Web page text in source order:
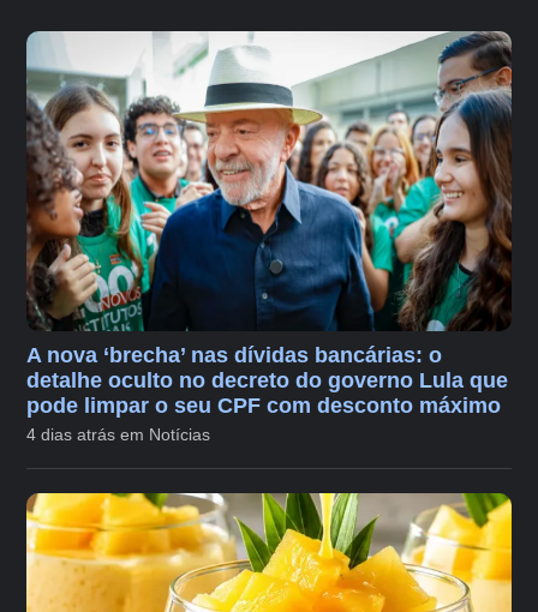
A nova ‘brecha’ nas dívidas bancárias: o
detalhe oculto no decreto do governo Lula que
pode limpar o seu CPF com desconto máximo
4 dias atrás em Notícias